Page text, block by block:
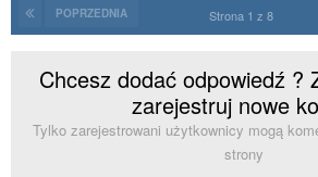
POPRZEDNIA Strona 1 z 8
Chcesz dodać odpowiedź ?
zarejestruj nowe
Tylko zarejestrowani użytkownicy mogą
strony